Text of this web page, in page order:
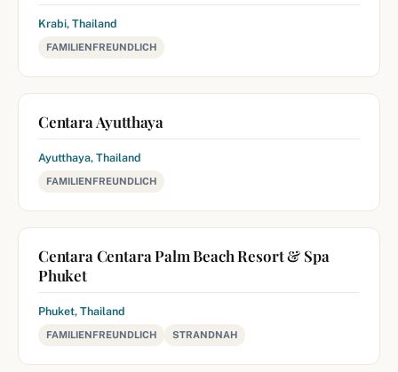
Krabi, Thailand
FAMILIENFREUNDLICH
Centara Ayutthaya
Ayutthaya, Thailand
FAMILIENFREUNDLICH
Centara Centara Palm Beach Resort & Spa
Phuket
Phuket, Thailand
FAMILIENFREUNDLICH STRANDNAH